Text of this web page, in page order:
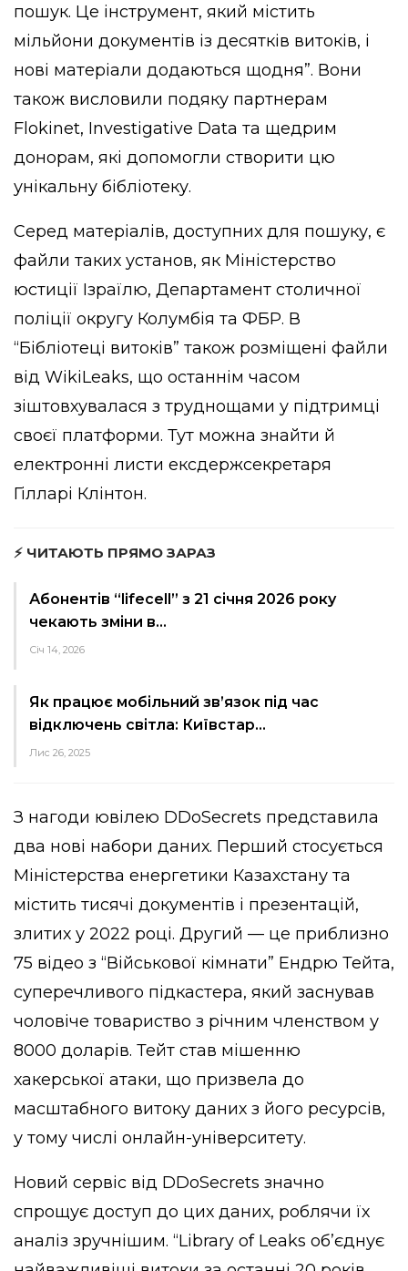
пошук. Це інструмент, який містить
мільйони документів із десятків витоків, і
нові матеріали додаються щодня”. Вони
також висловили подяку партнерам
Flokinet, Investigative Data та щедрим
донорам, які допомогли створити цю
унікальну бібліотеку.
Серед матеріалів, доступних для пошуку, є
файли таких установ, як Міністерство
юстиції Ізраїлю, Департамент столичної
поліції округу Колумбія та ФБР. В
“Бібліотеці витоків” також розміщені файли
від WikiLeaks, що останнім часом
зіштовхувалася з труднощами у підтримці
своєї платформи. Тут можна знайти й
електронні листи ексдержсекретаря
Гілларі Клінтон.
⚡ ЧИТАЮТЬ ПРЯМО ЗАРАЗ
Абонентів “lifecell” з 21 січня 2026 року
чекають зміни в…
Січ 14, 2026
Як працює мобільний зв’язок під час
відключень світла: Київстар…
Лис 26, 2025
З нагоди ювілею DDoSecrets представила
два нові набори даних. Перший стосується
Міністерства енергетики Казахстану та
містить тисячі документів і презентацій,
злитих у 2022 році. Другий — це приблизно
75 відео з “Військової кімнати” Ендрю Тейта,
суперечливого підкастера, який заснував
чоловіче товариство з річним членством у
8000 доларів. Тейт став мішенню
хакерської атаки, що призвела до
масштабного витоку даних з його ресурсів,
у тому числі онлайн-університету.
Новий сервіс від DDoSecrets значно
спрощує доступ до цих даних, роблячи їх
аналіз зручнішим. “Library of Leaks об’єднує